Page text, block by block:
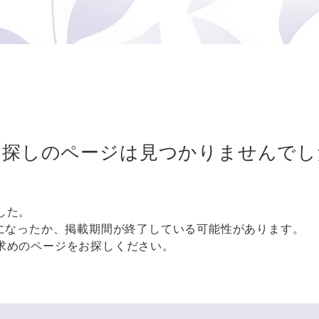
しのページは 見つかりませんで
。
ったか、掲載期間が終了している可能性があります。
めのページをお探しください。